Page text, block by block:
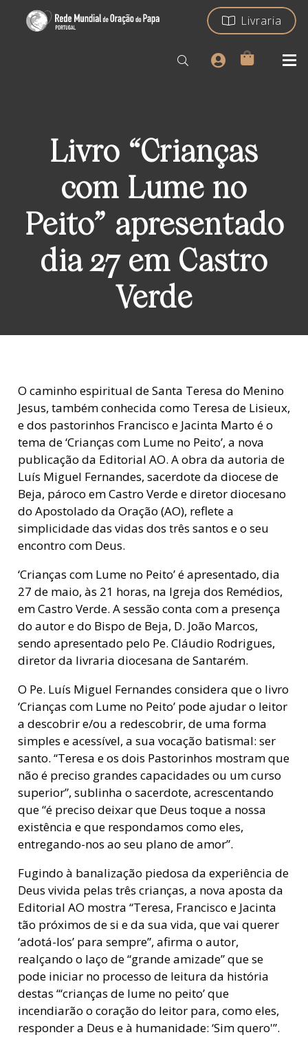
Livraria
Livro “Crianças
com Lume no
Peito” apresentado
dia 27 em Castro
Verde
O caminho espiritual de Santa Teresa do Menino
Jesus, também conhecida como Teresa de Lisieux,
e dos pastorinhos Francisco e Jacinta Marto é o
tema de ‘Crianças com Lume no Peito’, a nova
publicação da Editorial AO. A obra da autoria de
Luís Miguel Fernandes, sacerdote da diocese de
Beja, pároco em Castro Verde e diretor diocesano
do Apostolado da Oração (AO), reflete a
simplicidade das vidas dos três santos e o seu
encontro com Deus.
‘Crianças com Lume no Peito’ é apresentado, dia
27 de maio, às 21 horas, na Igreja dos Remédios,
em Castro Verde. A sessão conta com a presença
do autor e do Bispo de Beja, D. João Marcos,
sendo apresentado pelo Pe. Cláudio Rodrigues,
diretor da livraria diocesana de Santarém.
O Pe. Luís Miguel Fernandes considera que o livro
‘Crianças com Lume no Peito’ pode ajudar o leitor
a descobrir e/ou a redescobrir, de uma forma
simples e acessível, a sua vocação batismal: ser
santo. “Teresa e os dois Pastorinhos mostram que
não é preciso grandes capacidades ou um curso
superior”, sublinha o sacerdote, acrescentando
que “é preciso deixar que Deus toque a nossa
existência e que respondamos como eles,
entregando-nos ao seu plano de amor”.
Fugindo à banalização piedosa da experiência de
Deus vivida pelas três crianças, a nova aposta da
Editorial AO mostra “Teresa, Francisco e Jacinta
tão próximos de si e da sua vida, que vai querer
‘adotá-los’ para sempre”, afirma o autor,
realçando o laço de “grande amizade” que se
pode iniciar no processo de leitura da história
destas “‘crianças de lume no peito’ que
incendiarão o coração do leitor para, como eles,
responder a Deus e à humanidade: ‘Sim quero'”.